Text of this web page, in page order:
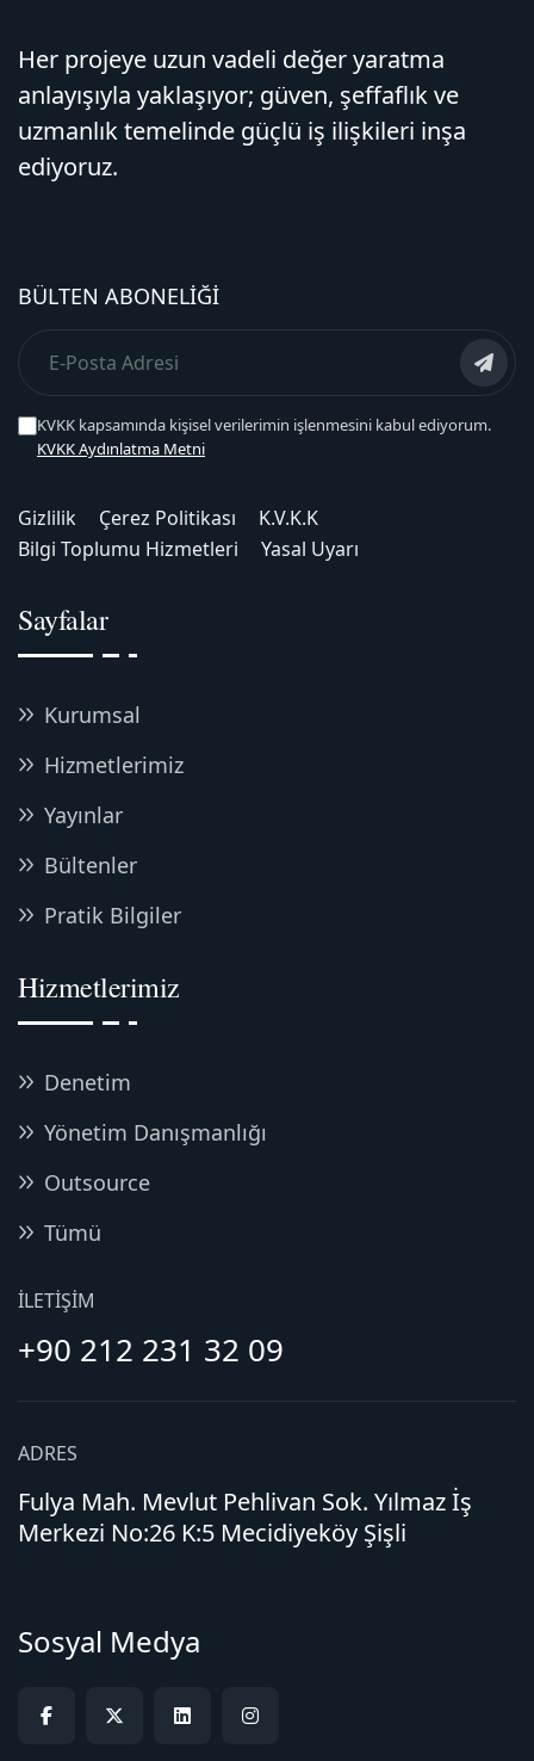
Her projeye uzun vadeli değer yaratma
anlayışıyla yaklaşıyor; güven, şeffaflık ve
uzmanlık temelinde güçlü iş ilişkileri inşa
ediyoruz.
BÜLTEN ABONELIĞI
KVKK kapsamında kişisel verilerimin işlenmesini kabul ediyorum.
KVKK Aydınlatma Metni
Gizlilik Çerez Politikası
K.V.K.K
Bilgi Toplumu Hizmetleri
Yasal Uyarı
Sayfalar
Kurumsal
Hizmetlerimiz
Yayınlar
Bültenler
Pratik Bilgiler
Hizmetlerimiz
Denetim
Yönetim Danışmanlığı
Outsource
Tümü
İLETIŞIM
+90 212 231 32 09
ADRES
Fulya Mah. Mevlut Pehlivan Sok. Yılmaz İş
Merkezi No:26 K:5 Mecidiyeköy Şişli
Sosyal Medya